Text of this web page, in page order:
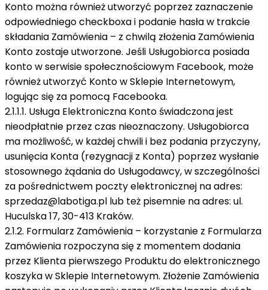
Konto można również utworzyć poprzez zaznaczenie
odpowiedniego checkboxa i podanie hasła w trakcie
składania Zamówienia – z chwilą złożenia Zamówienia
Konto zostaje utworzone. Jeśli Usługobiorca posiada
konto w serwisie społecznościowym Facebook, może
również utworzyć Konto w Sklepie Internetowym,
logując się za pomocą Facebooka.
2.1.1.1. Usługa Elektroniczna Konto świadczona jest
nieodpłatnie przez czas nieoznaczony. Usługobiorca
ma możliwość, w każdej chwili i bez podania przyczyny,
usunięcia Konta (rezygnacji z Konta) poprzez wysłanie
stosownego żądania do Usługodawcy, w szczególności
za pośrednictwem poczty elektronicznej na adres:
sprzedaz@labotiga.pl lub też pisemnie na adres: ul.
Huculska 17, 30-413 Kraków.
2.1.2. Formularz Zamówienia – korzystanie z Formularza
Zamówienia rozpoczyna się z momentem dodania
przez Klienta pierwszego Produktu do elektronicznego
koszyka w Sklepie Internetowym. Złożenie Zamówienia